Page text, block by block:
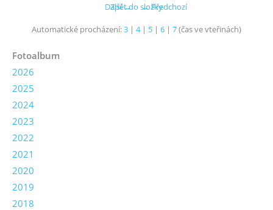
← Předchozí
Další →
Zpět do složky
Automatické procházení:3 | 4| 5 | 6 | 7(čas ve vteřinách)
Fotoalbum
2026
2025
2024
2023
2022
2021
2020
2019
2018